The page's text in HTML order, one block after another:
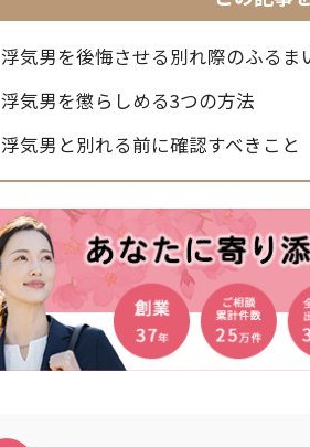
浮気男を後悔させる別れ際のふるま
浮気男を懲らしめる3つの方法
浮気男と別れる前に確認すべきこと